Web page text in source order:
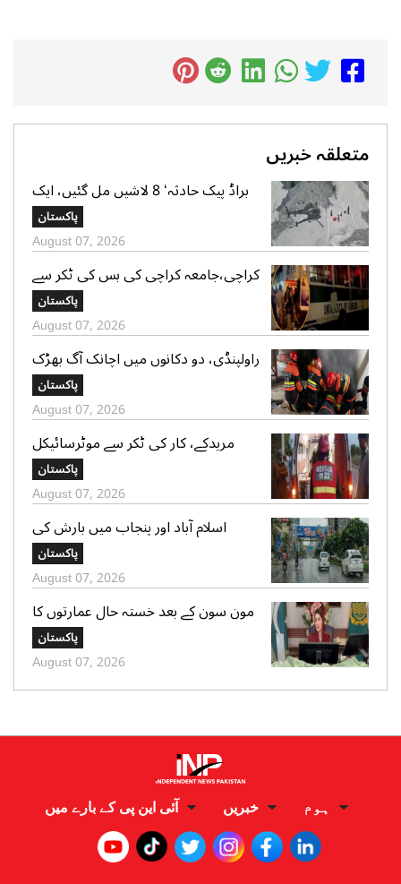
متعلقہ خبریں
براڈ پیک حادثہ‘ 8 لاشیں مل گئیں، ایک
تک رسائی مشکل، 2 کی تلاش جاری‘
صدر الپائن کلب
پاکستان
August 07, 2026
کراچی،جامعہ کراچی کی بس کی ٹکر سے
موٹر سائیکل سوار لڑکی جاں بحق،ڈرائیور
گرفتار
پاکستان
August 07, 2026
راولپنڈی، دو دکانوں میں اچانک آگ بھڑک
اٹھی، ریسکیو کی بروقت کارروائی، بڑا
نقصان ٹل گیا
پاکستان
August 07, 2026
مریدکے، کار کی ٹکر سے موٹرسائیکل
سوار 2 دوست جاں بحق، بچہ شدید
زخمی
پاکستان
August 07, 2026
اسلام آباد اور پنجاب میں بارش کی
پیشگوئی، کراچی میں بوندا باندی کا
امکان
پاکستان
August 07, 2026
مون سون کے بعد خستہ حال عمارتوں کا
سروے کرایا جائے، وزیراعلی پنجاب کی
ہدایت
پاکستان
August 07, 2026
ہوم خبریں آئی این پی کے بارے میں